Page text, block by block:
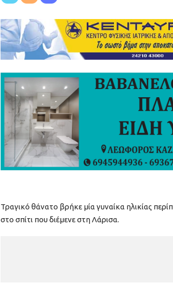
Τραγικό θάνατο βρήκε μία γυναίκα ηλικίας
στο σπίτι που διέμενε στη Λάρισα.